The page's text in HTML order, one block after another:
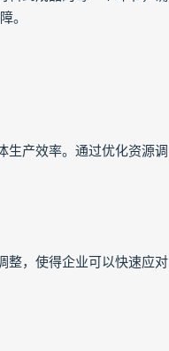
。
生产效率。通过优化资源调
整，使得企业可以快速应对